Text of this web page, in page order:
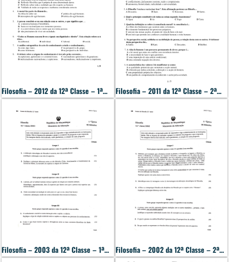
Filosofia – 2012 da 12ª Classe – 1ª... Filosofia – 2011 da 12ª Classe – 2ª...
Filosofia – 2003 da 12ª Classe – 1ª... Filosofia – 2002 da 12ª Classe – 2ª...